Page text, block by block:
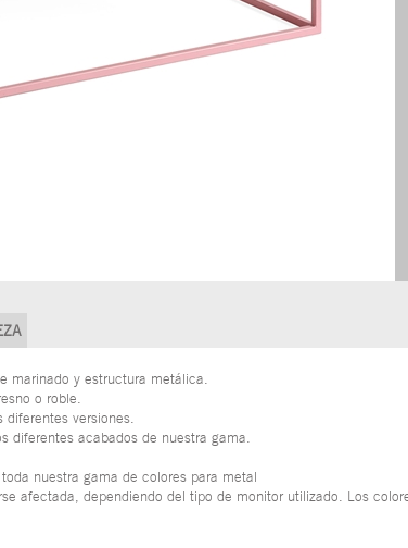
marinado y estructura metálica.
o roble.
diferentes versiones.
diferentes acabados de nuestra gama.
nuestra gama de colores para metal
afectada, dependiendo del tipo de monitor utilizado. Los